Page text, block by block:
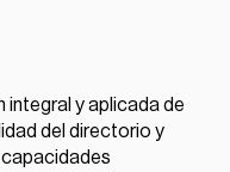
integral y aplicada de
del directorio y